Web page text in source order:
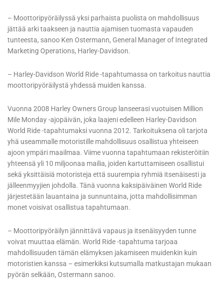
– Moottoripyöräilyssä yksi parhaista puolista on mahdollisuus
jättää arki taakseen ja nauttia ajamisen tuomasta vapauden
tunteesta, sanoo Ken Ostermann, General Manager of Integrated
Marketing Operations, Harley-Davidson.
– Harley-Davidson World Ride -tapahtumassa on tarkoitus nauttia
moottoripyöräilystä yhdessä muiden kanssa.
Vuonna 2008 Harley Owners Group lanseerasi vuotuisen Million
Mile Monday -ajopäivän, joka laajeni edelleen Harley-Davidson
World Ride -tapahtumaksi vuonna 2012. Tarkoituksena oli tarjota
yhä useammalle motoristille mahdollisuus osallistua yhteiseen
ajoon ympäri maailmaa. Viime vuonna tapahtumaan rekisteröitiin
yhteensä yli 10 miljoonaa mailia, joiden kartuttamiseen osallistui
sekä yksittäisiä motoristeja että suurempia ryhmiä itsenäisesti ja
jälleenmyyjien johdolla. Tänä vuonna kaksipäiväinen World Ride
järjestetään lauantaina ja sunnuntaina, jotta mahdollisimman
monet voisivat osallistua tapahtumaan.
– Moottoripyöräilyn jännittävä vapaus ja itsenäisyyden tunne
voivat muuttaa elämän. World Ride -tapahtuma tarjoaa
mahdollisuuden tämän elämyksen jakamiseen muidenkin kuin
motoristien kanssa – esimerkiksi kutsumalla matkustajan mukaan
pyörän selkään, Ostermann sanoo.